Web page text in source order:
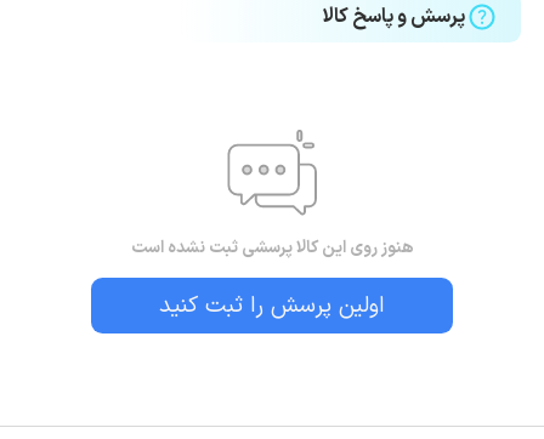
پرسش و پاسخ کالا
هنوز روی این کالا پرسشی ثبت نشده است
اولین پرسش را ثبت کنید